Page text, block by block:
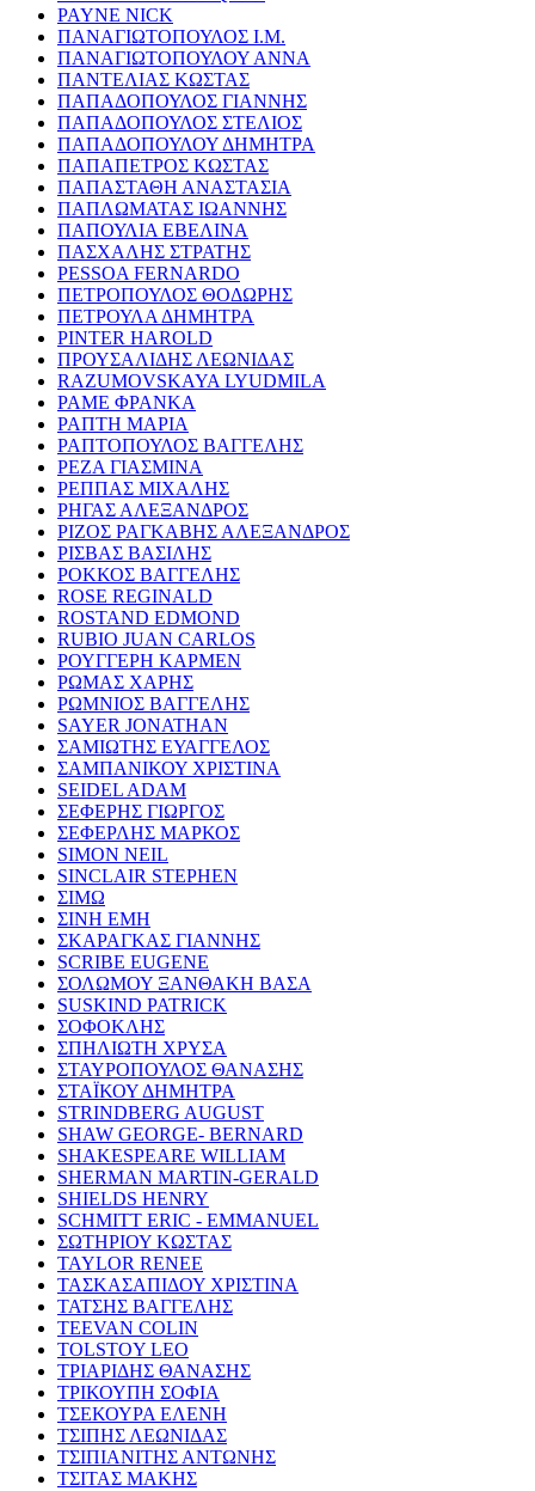
PAYNE NICK
ΠΑΝΑΓΙΩΤΟΠΟΥΛΟΣ Ι.Μ.
ΠΑΝΑΓΙΩΤΟΠΟΥΛΟΥ ΑΝΝΑ
ΠΑΝΤΕΛΙΑΣ ΚΩΣΤΑΣ
ΠΑΠΑΔΟΠΟΥΛΟΣ ΓΙΑΝΝΗΣ
ΠΑΠΑΔΟΠΟΥΛΟΣ ΣΤΕΛΙΟΣ
ΠΑΠΑΔΟΠΟΥΛΟΥ ΔΗΜΗΤΡΑ
ΠΑΠΑΠΕΤΡΟΣ ΚΩΣΤΑΣ
ΠΑΠΑΣΤΑΘΗ ΑΝΑΣΤΑΣΙΑ
ΠΑΠΛΩΜΑΤΑΣ ΙΩΑΝΝΗΣ
ΠΑΠΟΥΛΙΑ ΕΒΕΛΙΝΑ
ΠΑΣΧΑΛΗΣ ΣΤΡΑΤΗΣ
PESSOA FERNARDO
ΠΕΤΡΟΠΟΥΛΟΣ ΘΟΔΩΡΗΣ
ΠΕΤΡΟΥΛΑ ΔΗΜΗΤΡΑ
PINTER HAROLD
ΠΡΟΥΣΑΛΙΔΗΣ ΛΕΩΝΙΔΑΣ
RAZUMOVSKAYA LYUDMILA
ΡΑΜΕ ΦΡΑΝΚΑ
ΡΑΠΤΗ ΜΑΡΙΑ
ΡΑΠΤΟΠΟΥΛΟΣ ΒΑΓΓΕΛΗΣ
ΡΕΖΑ ΓΙΑΣΜΙΝΑ
ΡΕΠΠΑΣ ΜΙΧΑΛΗΣ
ΡΗΓΑΣ ΑΛΕΞΑΝΔΡΟΣ
ΡΙΖΟΣ ΡΑΓΚΑΒΗΣ ΑΛΕΞΑΝΔΡΟΣ
ΡΙΣΒΑΣ ΒΑΣΙΛΗΣ
ΡΟΚΚΟΣ ΒΑΓΓΕΛΗΣ
ROSE REGINALD
ROSTAND EDMOND
RUBIO JUAN CARLOS
ΡΟΥΓΓΕΡΗ ΚΑΡΜΕΝ
ΡΩΜΑΣ ΧΑΡΗΣ
ΡΩΜΝΙΟΣ ΒΑΓΓΕΛΗΣ
SAYER JONATHAN
ΣΑΜΙΩΤΗΣ ΕΥΑΓΓΕΛΟΣ
ΣΑΜΠΑΝΙΚΟΥ ΧΡΙΣΤΙΝΑ
SEIDEL ADAM
ΣΕΦΕΡΗΣ ΓΙΩΡΓΟΣ
ΣΕΦΕΡΛΗΣ ΜΑΡΚΟΣ
SIMON NEIL
SINCLAIR STEPHEN
ΣΙΜΩ
ΣΙΝΗ ΕΜΗ
ΣΚΑΡΑΓΚΑΣ ΓΙΑΝΝΗΣ
SCRIBE EUGENE
ΣΟΛΩΜΟΥ ΞΑΝΘΑΚΗ ΒΑΣΑ
SUSKIND PATRICK
ΣΟΦΟΚΛΗΣ
ΣΠΗΛΙΩΤΗ ΧΡΥΣΑ
ΣΤΑΥΡΟΠΟΥΛΟΣ ΘΑΝΑΣΗΣ
ΣΤΑΪΚΟΥ ΔΗΜΗΤΡΑ
STRINDBERG AUGUST
SHAW GEORGE- BERNARD
SHAKESPEARE WILLIAM
SHERMAN MARTIN-GERALD
SHIELDS HENRY
SCHMITT ERIC - EMMANUEL
ΣΩΤΗΡΙΟΥ ΚΩΣΤΑΣ
TAYLOR RENEE
ΤΑΣΚΑΣΑΠΙΔΟΥ ΧΡΙΣΤΙΝΑ
ΤΑΤΣΗΣ ΒΑΓΓΕΛΗΣ
TEEVAN COLIN
TOLSTOY LEO
ΤΡΙΑΡΙΔΗΣ ΘΑΝΑΣΗΣ
ΤΡΙΚΟΥΠΗ ΣΟΦΙΑ
ΤΣΕΚΟΥΡΑ ΕΛΕΝΗ
ΤΣΙΠΗΣ ΛΕΩΝΙΔΑΣ
ΤΣΙΠΙΑΝΙΤΗΣ ΑΝΤΩΝΗΣ
ΤΣΙΤΑΣ ΜΑΚΗΣ